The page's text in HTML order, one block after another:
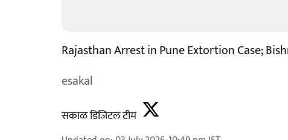
Rajasthan Arrest in Pune Extortion Case;
esakal
सकाळ डिजिटल टीम